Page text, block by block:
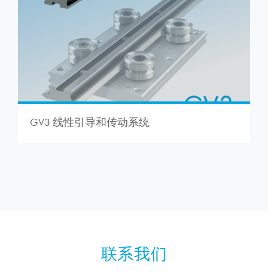
GV3 线性引导和传动系统